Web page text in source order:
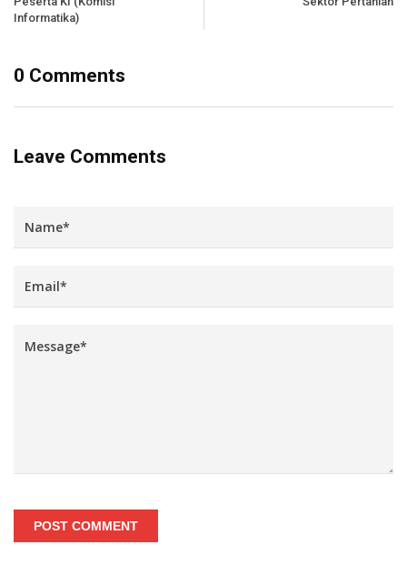
Informatika)
0 Comments
Leave Comments
POST COMMENT